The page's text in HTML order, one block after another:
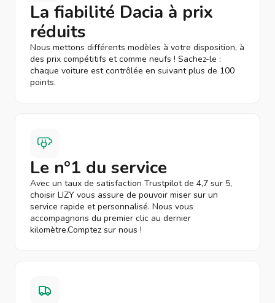
La fiabilité Dacia à prix
réduits
Nous mettons différents modèles à votre disposition, à
des prix compétitifs et comme neufs ! Sachez-le :
chaque voiture est contrôlée en suivant plus de 100
points.
Le n°1 du service
Avec un taux de satisfaction Trustpilot de 4,7 sur 5,
choisir LIZY vous assure de pouvoir miser sur un
service rapide et personnalisé. Nous vous
accompagnons du premier clic au dernier
kilomètre.Comptez sur nous !